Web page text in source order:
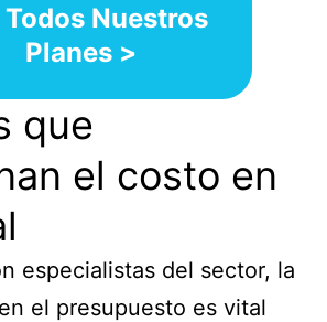
Nuestros
Planes >
que
el costo en
especialistas del sector, la
el presupuesto es vital